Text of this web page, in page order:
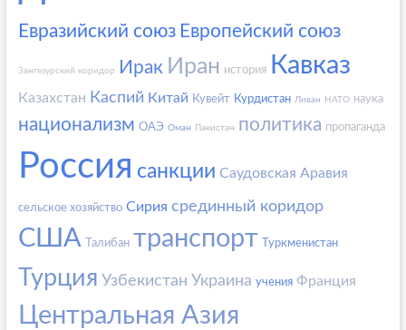
Евразийский союз Европейский союз
Зангезурский коридор Ирак Иран история Кавказ
Казахстан Каспий Китай Кувейт Курдистан Ливан НАТО наука
национализм ОАЭ Оман Пакистан политика пропаганда
Россия санкции Саудовская Аравия
сельское хозяйство Сирия срединный коридор
США Талибан транспорт Туркменистан
Турция Узбекистан Украина учения Франция
Центральная Азия